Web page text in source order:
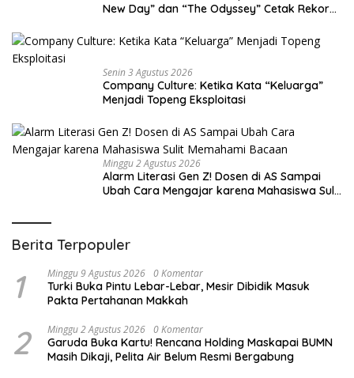
New Day” dan “The Odyssey” Cetak Rekor
Sejarah
Senin 3 Agustus 2026
Company Culture: Ketika Kata “Keluarga”
Menjadi Topeng Eksploitasi
Minggu 2 Agustus 2026
Alarm Literasi Gen Z! Dosen di AS Sampai
Ubah Cara Mengajar karena Mahasiswa Sulit
Berita Terpopuler
1 Minggu 9 Agustus 2026 0 Komentar
Turki Buka Pintu Lebar-Lebar, Mesir Dibidik Masuk
Pakta Pertahanan Makkah
2 Minggu 2 Agustus 2026 0 Komentar
Garuda Buka Kartu! Rencana Holding Maskapai BUMN
Masih Dikaji, Pelita Air Belum Resmi Bergabung